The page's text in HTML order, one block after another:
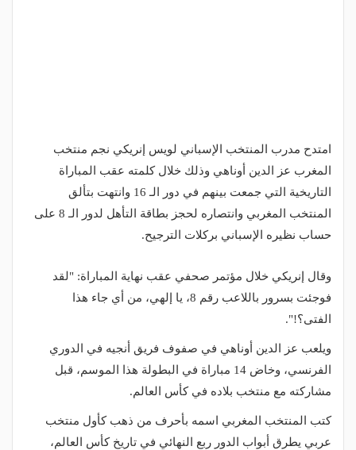
امتدح مدرب المنتخب الإسباني لويس إنريكي نجم منتخب
المغرب عز الدين أوناهي وذلك خلال كلمته عقب المباراة
التاريخية التي جمعت بينهم في دور الـ 16 وانتهت بتألق
المنتخب المغربي وانتصاره لحجز بطاقة التأهل لدور الـ 8 على
حساب نظيره الإسباني بركلات الترجيح.
وقال إنريكي خلال مؤتمر صحفي عقب نهاية المباراة: "لقد
فوجئت بسرور باللاعب رقم 8، يا إلهي، من أي جاء هذا
الفتى؟!".
ويلعب عز الدين أوناهي في صفوف فريق أنجيه في الدوري
الفرنسي، وخاض 14 مباراة في البطولة هذا الموسم، قبل
مشاركته مع منتخب بلاده في كأس العالم.
كتب المنتخب المغربي اسمه بأحرف من ذهب كأول منتخب
عربي يطرق أبواب الدور ربع النهائي في تاريخ كأس العالم،